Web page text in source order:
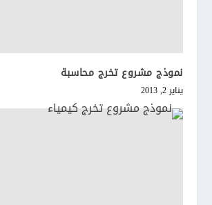
نموذج مشروع تخرج محاسبة
يناير 2, 2013